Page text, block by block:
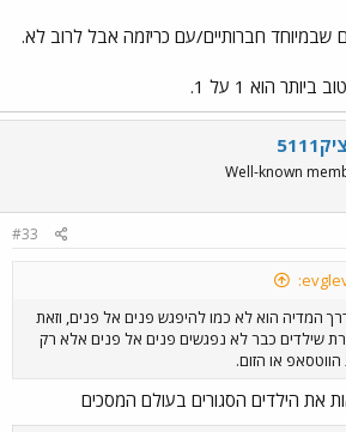
שבמיוחד חברותיים/עם כריזמה אבל לרוב לא.
הוא 1 על 1.
Well-known
#33
דרך המדיה הוא לא כמו להיפגש פנים אל פנים, וזאת
שילדים כבר לא נפגשים פנים אל פנים אלא רק
או הזום.
את הילדים הסגורים בעולם המסכים